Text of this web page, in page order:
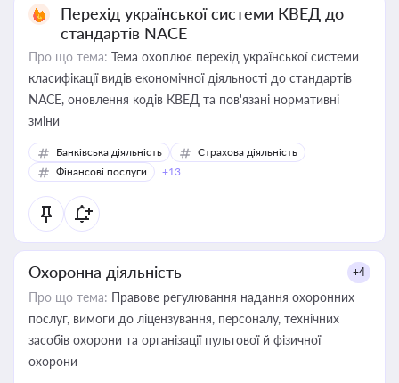
Перехід української системи КВЕД до
стандартів NACE
Про що тема: Тема охоплює перехід української системи
класифікації видів економічної діяльності до стандартів
NACE, оновлення кодів КВЕД та пов'язані нормативні
зміни
Банківська діяльність
Страхова діяльність
Фінансові послуги
+13
Охоронна діяльність +4
Про що тема: Правове регулювання надання охоронних
послуг, вимоги до ліцензування, персоналу, технічних
засобів охорони та організації пультової й фізичної
охорони